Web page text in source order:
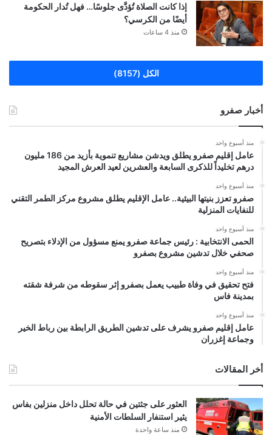
إذا كانت الصلاة تُؤدَّى جلوسًا… فهل تُدار الحكومة
أيضًا من الكرسي؟
منذ 4 ساعات
الكل (8157)
أخبار صفرو
منذ أسبوع واحد
عامل إقليم صفرو يطلق ويدشن مشاريع تنموية بأزيد من 186 مليون
درهم تخليداً للذكرى السابعة والعشرين لعيد العرش المجيد
منذ أسبوع واحد
صفرو تعزز بنيتها البيئية.. عامل الإقليم يطلق مشروع مركز الطمر التقني
للنفايات المنزلية
منذ أسبوع واحد
الحمى الانتخابية : رئيس جماعة صفرو يمنع مسؤول من الإدلاء بتصريح
صحفي خلال تدشين مشروع بصفرو
منذ أسبوع واحد
فتح تحقيق في وفاة طبيب يعمل بصفرو إثر سقوطه من شرفة شقته
بمدينة فاس
منذ أسبوع واحد
عامل إقليم صفرو يشرف على تدشين الطريق الرابطة بين رباط الخير
وجماعة إغزران
أخر المقالات
العثور على جثتين في حالة تحلل داخل منزلين بفاس
يثير استنفار السلطات الأمنية
منذ ساعة واحدة